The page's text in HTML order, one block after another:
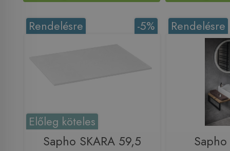
-5%
Rendelésre
Előleg köteles
Sapho SKARA 59,5
Rendelésre